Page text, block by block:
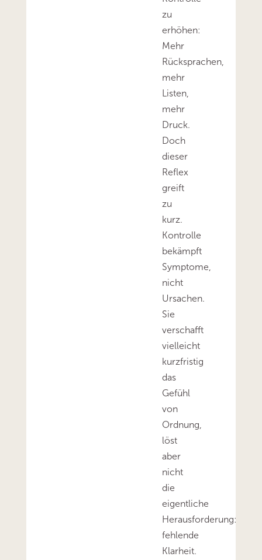
zu
erhöhen:
Mehr
Rücksprachen,
mehr
Listen,
mehr
Druck.
Doch
dieser
Reflex
greift
zu
kurz.
Kontrolle
bekämpft
Symptome,
nicht
Ursachen.
Sie
verschafft
vielleicht
kurzfristig
das
Gefühl
von
Ordnung,
löst
aber
nicht
die
eigentliche
Herausforderung:
fehlende
Klarheit.